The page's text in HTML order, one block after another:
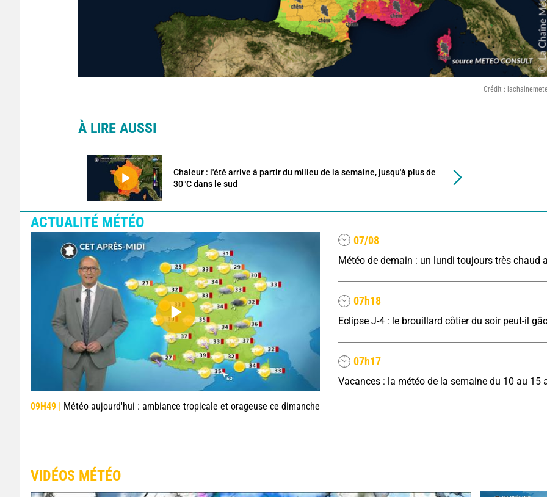
Crédit :
À LIRE AUSSI
Chaleur : l'été arrive à partir du milieu de la semaine, jusqu'à plus de
30°C dans le sud
ACTUALITÉ MÉTÉO
09H49 | Météo aujourd'hui : ambiance tropicale et orageuse ce dimanche
07/08
07h18
07h17
Vacances : la météo de la semaine du 10 au 15
VIDÉOS MÉTÉO